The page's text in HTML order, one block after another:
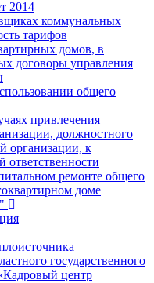
2014
коммунальных
тарифов
домов, в
договоры управления
общего
привлечения
должностного
организации, к
ответственности
ремонте общего
доме
государственного
центр